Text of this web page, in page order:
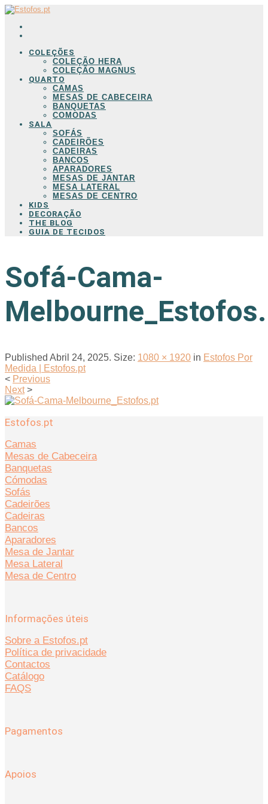
COLEÇÕES
COLEÇÃO HERA
COLEÇÃO MAGNUS
QUARTO
CAMAS
MESAS DE CABECEIRA
BANQUETAS
COMODAS
SALA
SOFÁS
CADEIRÕES
CADEIRAS
BANCOS
APARADORES
MESAS DE JANTAR
MESA LATERAL
MESAS DE CENTRO
KIDS
DECORAÇÃO
THE BLOG
GUIA DE TECIDOS
Sofá-Cama-
Published Abril 24, 2025. Size: 1080 × 1920 in Estofos Por
Medida | Estofos.pt
< Previous
Next >
Estofos.pt
Camas
Mesas de Cabeceira
Banquetas
Cómodas
Sofás
Cadeirões
Cadeiras
Bancos
Aparadores
Mesa de Jantar
Mesa Lateral
Mesa de Centro
Informações úteis
Sobre a Estofos.pt
Política de privacidade
Contactos
Catálogo
FAQS
Pagamentos
Apoios